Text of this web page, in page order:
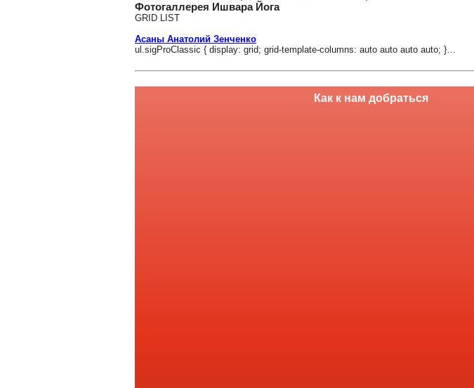
Фотогаллерея Ишвара Йога
GRID LIST
Асаны Анатолий Зенченко
ul.sigProClassic { display: grid; grid-template-columns: auto auto auto auto; }…
Как к нам добраться